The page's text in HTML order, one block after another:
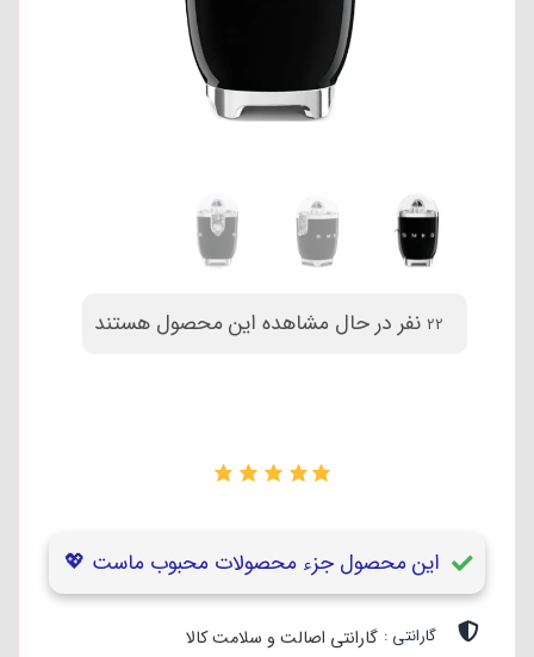
22 نفر در حال مشاهده این محصول هستند
این محصول جزء محصولات محبوب ماست 💖
گارانتی : گارانتی اصالت و سلامت کالا